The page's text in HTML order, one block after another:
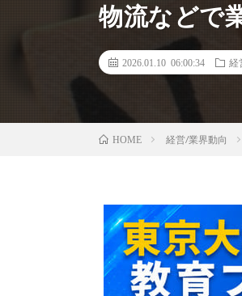
物流などで
2026.01.10 06:00:34 経
HOME 経営/業界動向